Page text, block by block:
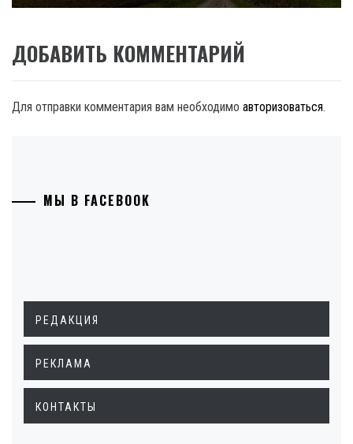
ДОБАВИТЬ КОММЕНТАРИЙ
Для отправки комментария вам необходимо авторизоваться.
МЫ В FACEBOOK
РЕДАКЦИЯ
РЕКЛАМА
КОНТАКТЫ